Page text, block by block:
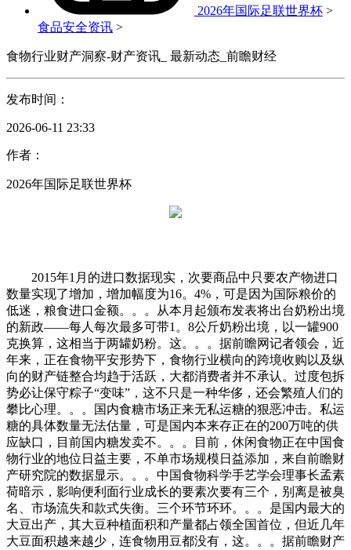
2026年国际足联世界杯 >
食品安全资讯 >
食物行业财产洞察-财产资讯_ 最新动态_前瞻财经
发布时间：
2026-06-11 23:33
作者：
2026年国际足联世界杯
2015年1月的进口数据现实，次要商品中只要农产物进口
数量实现了增加，增加幅度为16。4%，可是因为国际粮价的
低迷，粮食进口金额。。。从本月起颁布发表将出台奶粉出境
的新政——每人每次最多可带1。8公斤奶粉出境，以一罐900
克换算，这相当于两罐奶粉。这。。。据前瞻网记者领会，近
年来，正在食物平安形势下，食物行业横向的跨境收购以及纵
向的财产链整合均趋于活跃，大都消费者并不承认。过度包拆
势必让保守粽子“变味”，这不只是一种华侈，还会繁殖人们的
攀比心理。。。国内食糖市场正来无私运糖的狠恶冲击。私运
糖的具体数量无法估量，可是国内本来存正在的200万吨的供
应缺口，目前国内糖发卖不。。。目前，休闲食物正在中国食
物行业的地位日益主要，不单市场规模日益添加，来自前瞻财
产研究院的数据显示。。。中国食物科学手艺学会理事长孟素
荷暗示，影响便利面行业成长的要素次要有三个，别离是被臭
名、市场流失和款式失衡。三个环节环环。。。是国内最大的
大豆出产，其大豆种植面积和产量都占领全国首位，但近几年
大豆面积越来越少，连食物用豆都没有，这。。。据前瞻财产